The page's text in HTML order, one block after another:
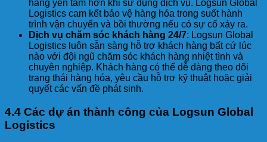
hàng yên tâm hơn khi sử dụng dịch vụ. Logsun Global
Logistics cam kết bảo vệ hàng hóa trong suốt hành
trình vận chuyển và bồi thường nếu có sự cố xảy ra.
Dịch vụ chăm sóc khách hàng 24/7: Logsun Global
Logistics luôn sẵn sàng hỗ trợ khách hàng bất cứ lúc
nào với đội ngũ chăm sóc khách hàng nhiệt tình và
chuyên nghiệp. Khách hàng có thể dễ dàng theo dõi
trạng thái hàng hóa, yêu cầu hỗ trợ kỹ thuật hoặc giải
quyết các vấn đề phát sinh.
4.4 Các dự án thành công của Logsun Global
Logistics